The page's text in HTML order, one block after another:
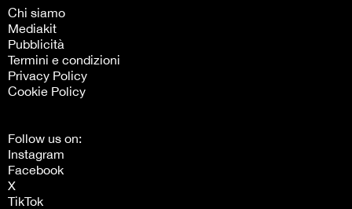
Chi siamo
Mediakit
Pubblicità
Termini e condizioni
Privacy Policy
Cookie Policy
Follow us on:
Instagram
Facebook
X
TikTok